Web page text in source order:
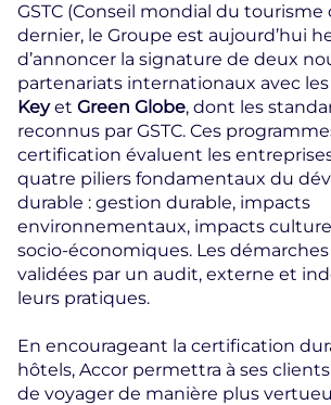
GSTC (Conseil mondial du tourisme
dernier, le Groupe est aujourd’hui
d’annoncer la signature de deux
partenariats internationaux avec
Keyet Green Globe, dont les
reconnus par GSTC. Ces
certification évaluent les
quatre piliers fondamentaux du
durable : gestion durable, impacts
environnementaux, impacts
socio-économiques. Les
validées par un audit, externe et
leurs pratiques.
En encourageant la certification
hôtels, Accor permettra à ses
de voyager de manière plus